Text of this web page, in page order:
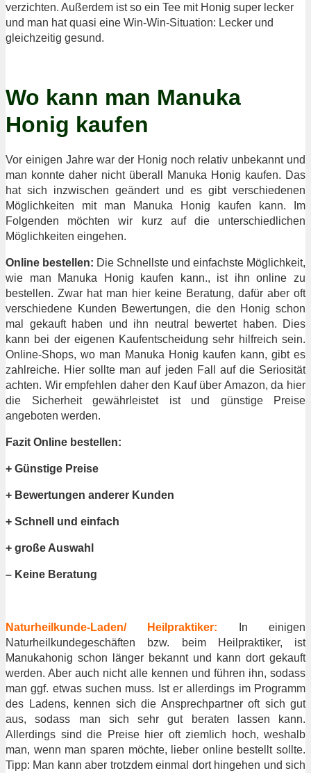
verzichten. Außerdem ist so ein Tee mit Honig super lecker
und man hat quasi eine Win-Win-Situation: Lecker und
gleichzeitig gesund.
Wo kann man Manuka
Honig kaufen
Vor einigen Jahre war der Honig noch relativ unbekannt und
man konnte daher nicht überall Manuka Honig kaufen. Das
hat sich inzwischen geändert und es gibt verschiedenen
Möglichkeiten mit man Manuka Honig kaufen kann. Im
Folgenden möchten wir kurz auf die unterschiedlichen
Möglichkeiten eingehen.
Online bestellen: Die Schnellste und einfachste Möglichkeit,
wie man Manuka Honig kaufen kann., ist ihn online zu
bestellen. Zwar hat man hier keine Beratung, dafür aber oft
verschiedene Kunden Bewertungen, die den Honig schon
mal gekauft haben und ihn neutral bewertet haben. Dies
kann bei der eigenen Kaufentscheidung sehr hilfreich sein.
Online-Shops, wo man Manuka Honig kaufen kann, gibt es
zahlreiche. Hier sollte man auf jeden Fall auf die Seriosität
achten. Wir empfehlen daher den Kauf über Amazon, da hier
die Sicherheit gewährleistet ist und günstige Preise
angeboten werden.
Fazit Online bestellen:
+ Günstige Preise
+ Bewertungen anderer Kunden
+ Schnell und einfach
+ große Auswahl
– Keine Beratung
Naturheilkunde-Laden/ Heilpraktiker:
In einigen
Naturheilkundegeschäften bzw. beim Heilpraktiker, ist
Manukahonig schon länger bekannt und kann dort gekauft
werden. Aber auch nicht alle kennen und führen ihn, sodass
man ggf. etwas suchen muss. Ist er allerdings im Programm
des Ladens, kennen sich die Ansprechpartner oft sich gut
aus, sodass man sich sehr gut beraten lassen kann.
Allerdings sind die Preise hier oft ziemlich hoch, weshalb
man, wenn man sparen möchte, lieber online bestellt sollte.
Tipp: Man kann aber trotzdem einmal dort hingehen und sich